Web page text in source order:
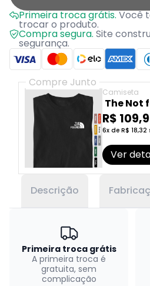
Primeira troca grátis.Você
trocar o produto.
Compra segura. Site
segurança.
Compre Junto
Camiseta
The Not
R$
6x de R$ 18,32
Ver
Descrição
Primeira troca grátis
A primeira troca é
gratuita, sem
complicação